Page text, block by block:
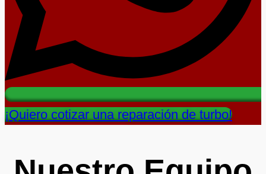
¡Quiero cotizar una reparación de turbo!